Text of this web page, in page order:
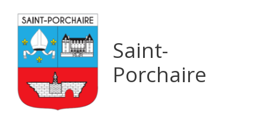
Saint-
Porchaire